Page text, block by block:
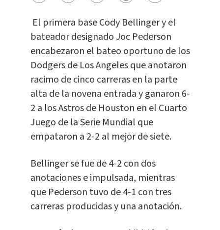
El primera base Cody Bellinger y el
bateador designado Joc Pederson
encabezaron el bateo oportuno de los
Dodgers de Los Angeles que anotaron
racimo de cinco carreras en la parte
alta de la novena entrada y ganaron 6-
2 a los Astros de Houston en el Cuarto
Juego de la Serie Mundial que
empataron a 2-2 al mejor de siete.
Bellinger se fue de 4-2 con dos
anotaciones e impulsada, mientras
que Pederson tuvo de 4-1 con tres
carreras producidas y una anotación.